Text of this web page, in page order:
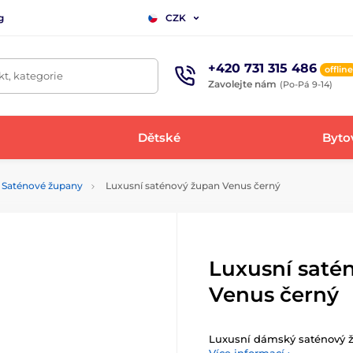
CZK
kategorie +420 731 315 486 offline
Zavolejte nám (Po-Pá 9-14)
Dětské
Saténové župany Luxusní saténový župan Venus černý
Luxusní
Venus černý
Luxusní dámský saténový